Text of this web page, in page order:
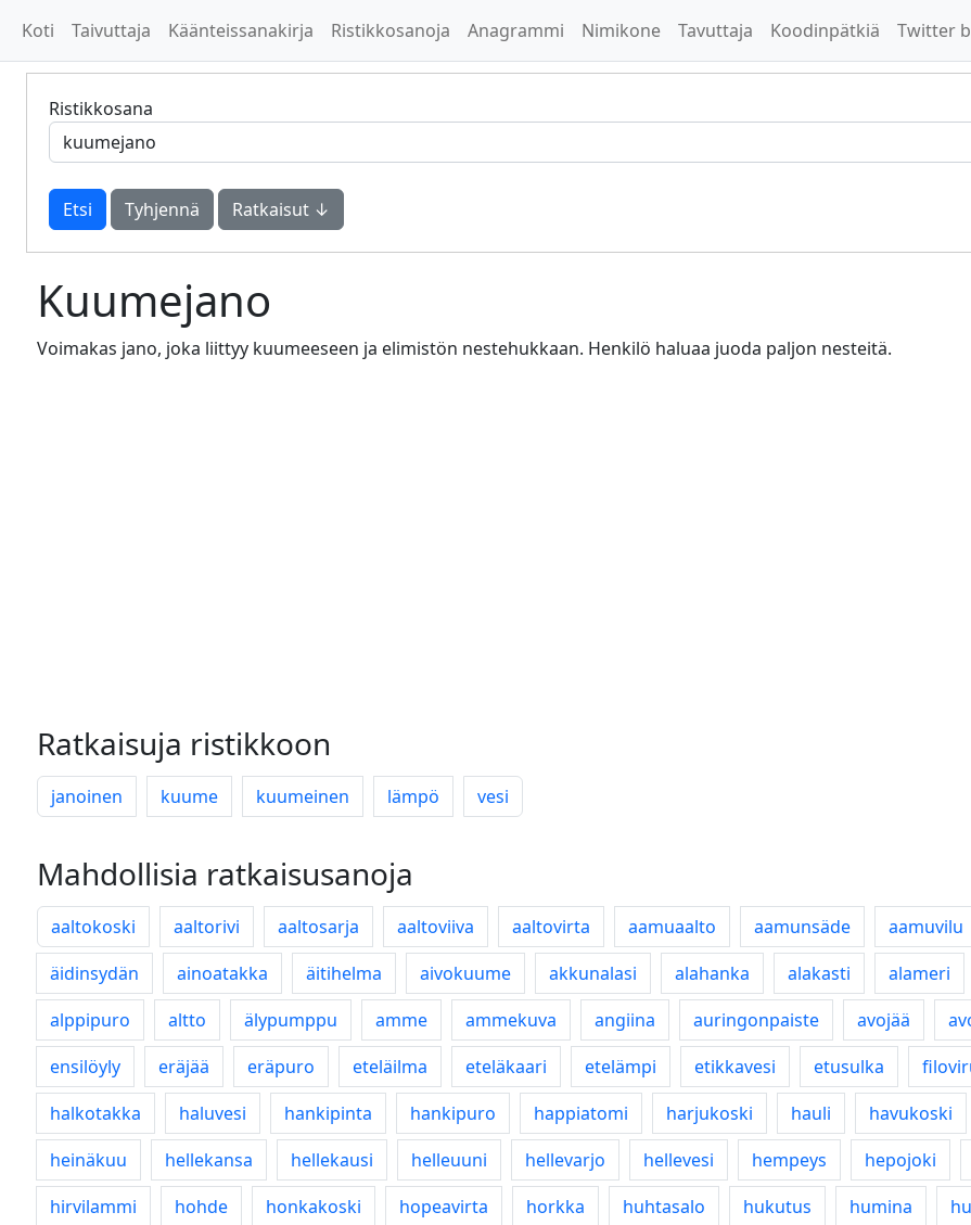
Koti Taivuttaja Käänteissanakirja Ristikkosanoja Anagrammi Nimikone Tavuttaja Koodinpätkiä Twitter
Ristikkosana
Tyhjennä Ratkaisut ↓
Kuumejano
Voimakas jano, joka liittyy kuumeeseen ja elimistön nestehukkaan. Henkilö haluaa juoda paljon nesteitä.
Ratkaisuja ristikkoon
janoinen kuume kuumeinen lämpö vesi
Mahdollisia ratkaisusanoja
aaltokoski aaltorivi aaltosarja aaltoviiva aaltovirta aamuaalto aamunsäde aamuvilu
äidinsydän
ainoatakka äitihelma aivokuume akkunalasi alahanka alakasti alameri
alppipuro
altto älypumppu amme ammekuva angiina auringonpaiste avojää
ensilöyly
eräjää eräpuro eteläilma eteläkaari etelämpi etikkavesi etusulka
halkotakka
haluvesi hankipinta hankipuro happiatomi harjukoski hauli havukoski
heinäkuu
hellekansa hellekausi helleuuni hellevarjo hellevesi hempeys hepojoki
hirvilammi
hohde honkakoski hopeavirta horkka huhtasalo hukutus humina